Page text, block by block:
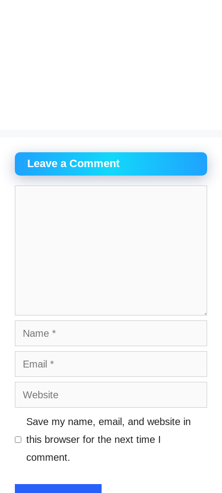
Leave a Comment
Name
Email
Website
Save my name, email, and website in
this browser for the next time I
comment.